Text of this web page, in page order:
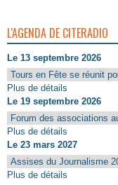
L'AGENDA DE CITERADIO
Le 13 septembre 2026
Tours en Fête se réunit
Plus de détails
Le 19 septembre 2026
Forum des associations
Plus de détails
Le 23 mars 2027
Assises du Journalisme
Plus de détails